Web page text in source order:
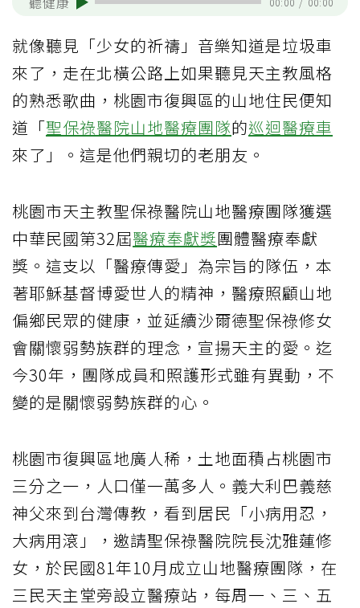
就像聽見「少女的祈禱」音樂知道是垃圾車
來了，走在北橫公路上如果聽見天主教風格
的熟悉歌曲，桃園市復興區的山地住民便知
道「聖保祿醫院山地醫療團隊的巡迴醫療車
來了」。這是他們親切的老朋友。
桃園市天主教聖保祿醫院山地醫療團隊獲選
中華民國第32屆醫療奉獻獎團體醫療奉獻
獎。這支以「醫療傳愛」為宗旨的隊伍，本
著耶穌基督博愛世人的精神，醫療照顧山地
偏鄉民眾的健康，並延續沙爾德聖保祿修女
會關懷弱勢族群的理念，宣揚天主的愛。迄
今30年，團隊成員和照護形式雖有異動，不
變的是關懷弱勢族群的心。
桃園市復興區地廣人稀，土地面積占桃園市
三分之一，人口僅一萬多人。義大利巴義慈
神父來到台灣傳教，看到居民「小病用忍，
大病用滾」，邀請聖保祿醫院院長沈雅蓮修
女，於民國81年10月成立山地醫療團隊，在
三民天主堂旁設立醫療站，每周一、三、五